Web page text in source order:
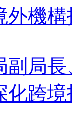
外機
副局
化跨